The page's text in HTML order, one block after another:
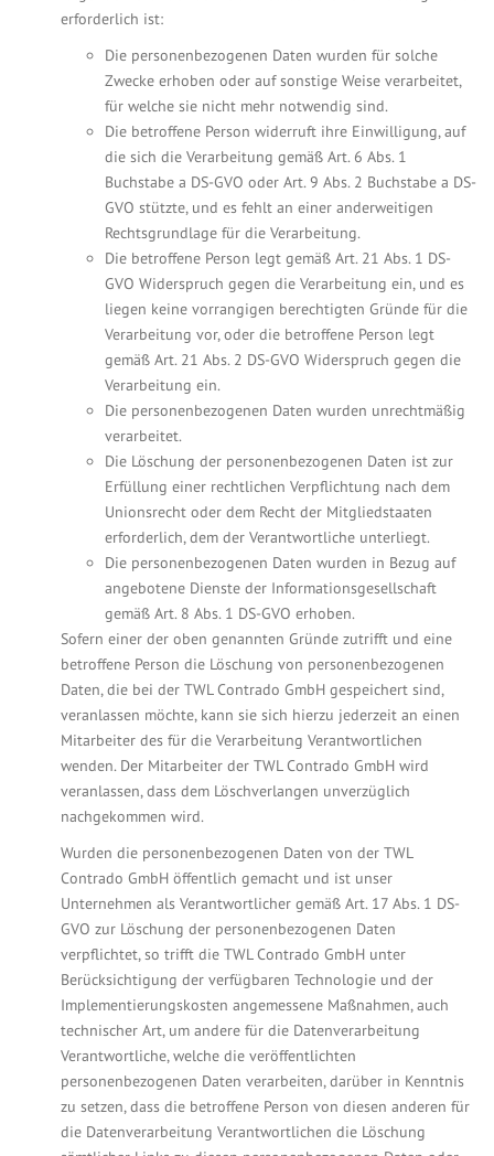
erforderlich ist:
Die personenbezogenen Daten wurden für solche
Zwecke erhoben oder auf sonstige Weise verarbeitet,
für welche sie nicht mehr notwendig sind.
Die betroffene Person widerruft ihre Einwilligung, auf
die sich die Verarbeitung gemäß Art. 6 Abs. 1
Buchstabe a DS-GVO oder Art. 9 Abs. 2 Buchstabe a DS-
GVO stützte, und es fehlt an einer anderweitigen
Rechtsgrundlage für die Verarbeitung.
Die betroffene Person legt gemäß Art. 21 Abs. 1 DS-
GVO Widerspruch gegen die Verarbeitung ein, und es
liegen keine vorrangigen berechtigten Gründe für die
Verarbeitung vor, oder die betroffene Person legt
gemäß Art. 21 Abs. 2 DS-GVO Widerspruch gegen die
Verarbeitung ein.
Die personenbezogenen Daten wurden unrechtmäßig
verarbeitet.
Die Löschung der personenbezogenen Daten ist zur
Erfüllung einer rechtlichen Verpflichtung nach dem
Unionsrecht oder dem Recht der Mitgliedstaaten
erforderlich, dem der Verantwortliche unterliegt.
Die personenbezogenen Daten wurden in Bezug auf
angebotene Dienste der Informationsgesellschaft
gemäß Art. 8 Abs. 1 DS-GVO erhoben.
Sofern einer der oben genannten Gründe zutrifft und eine
betroffene Person die Löschung von personenbezogenen
Daten, die bei der TWL Contrado GmbH gespeichert sind,
veranlassen möchte, kann sie sich hierzu jederzeit an einen
Mitarbeiter des für die Verarbeitung Verantwortlichen
wenden. Der Mitarbeiter der TWL Contrado GmbH wird
veranlassen, dass dem Löschverlangen unverzüglich
nachgekommen wird.
Wurden die personenbezogenen Daten von der TWL
Contrado GmbH öffentlich gemacht und ist unser
Unternehmen als Verantwortlicher gemäß Art. 17 Abs. 1 DS-
GVO zur Löschung der personenbezogenen Daten
verpflichtet, so trifft die TWL Contrado GmbH unter
Berücksichtigung der verfügbaren Technologie und der
Implementierungskosten angemessene Maßnahmen, auch
technischer Art, um andere für die Datenverarbeitung
Verantwortliche, welche die veröffentlichten
personenbezogenen Daten verarbeiten, darüber in Kenntnis
zu setzen, dass die betroffene Person von diesen anderen für
die Datenverarbeitung Verantwortlichen die Löschung